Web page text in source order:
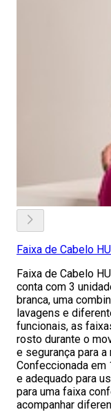
Faixa de Cabelo
Faixa de Cabelo
conta com 3
branca, uma
lavagens e
funcionais, as
rosto durante o
e segurança para
Confeccionada
e adequado para
para uma faixa
acompanhar